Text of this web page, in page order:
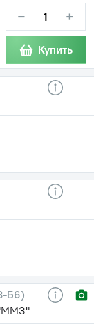
− +
Купить
Б6)